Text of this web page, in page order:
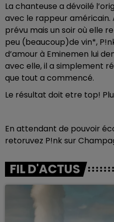
La chanteuse a dévoilé
avec le rappeur américain.
prévu mais un soir où elle
peu (beaucoup)de vin*,
d’amour à Eminemen lui
avec elle, il a simplement
que tout a commencé.
Le résultat doit etre top!
En attendant de pouvoir
retoruvez P!nk sur
FIL D'ACTUS